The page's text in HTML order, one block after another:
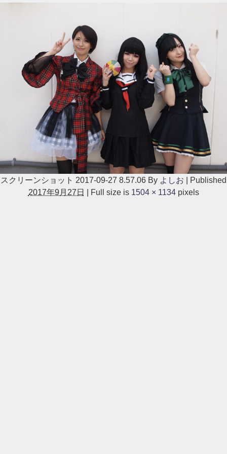
スクリーンショット 2017-09-27 8.57.06 By よしお
Published
2017年9月27日
Full size is 1504 × 1134pixels